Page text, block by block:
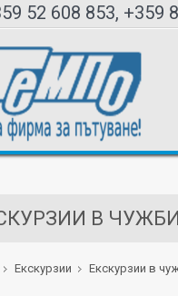
52 608 853, +359
В
Екскурзии Екскурзии в